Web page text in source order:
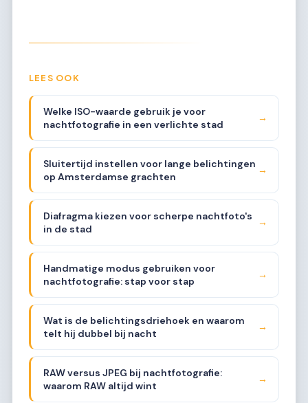
LEES OOK
Welke ISO-waarde gebruik je voor
nachtfotografie in een verlichte stad
→
Sluitertijd instellen voor lange belichtingen
op Amsterdamse grachten
→
Diafragma kiezen voor scherpe nachtfoto's
in de stad
→
Handmatige modus gebruiken voor
nachtfotografie: stap voor stap
→
Wat is de belichtingsdriehoek en waarom
telt hij dubbel bij nacht
→
RAW versus JPEG bij nachtfotografie:
waarom RAW altijd wint
→